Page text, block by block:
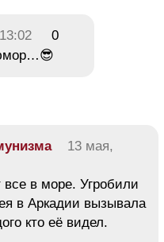
0
13 мая,
все в море. Угробили
в Аркадии вызывала
кто её видел.